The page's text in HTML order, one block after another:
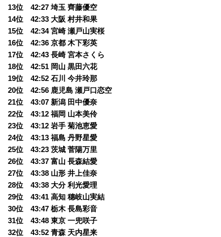
13位 42:27 埼玉 齊藤優空
14位 42:33 大阪 村井和果
15位 42:34 宮崎 瀬戸山実桜
16位 42:36 京都 木下彩英
17位 42:43 長崎 宮本さくら
18位 42:51 岡山 黒田六花
19位 42:52 石川 今井玲那
20位 42:56 鹿児島 瀬戸口恋空
21位 43:07 新潟 田中優奈
22位 43:12 福岡 山本美伶
23位 43:12 岩手 菊池恵愛
24位 43:13 福島 丹野星愛
25位 43:23 茨城 菅陽万里
26位 43:37 富山 長森結愛
27位 43:38 山形 井上佳奈
28位 43:38 大分 利光愛理
29位 43:41 高知 穗岐山実結
30位 43:47 栃木 長島彩音
31位 43:48 東京 一兜咲子
32位 43:52 青森 天内星来